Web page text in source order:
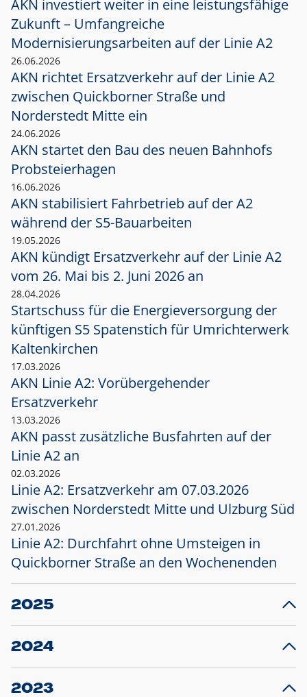
AKN investiert weiter in eine leistungsfähige
Zukunft – Umfangreiche
Modernisierungsarbeiten auf der Linie A2
26.06.2026
AKN richtet Ersatzverkehr auf der Linie A2
zwischen Quickborner Straße und
Norderstedt Mitte ein
24.06.2026
AKN startet den Bau des neuen Bahnhofs
Probsteierhagen
16.06.2026
AKN stabilisiert Fahrbetrieb auf der A2
während der S5-Bauarbeiten
19.05.2026
AKN kündigt Ersatzverkehr auf der Linie A2
vom 26. Mai bis 2. Juni 2026 an
28.04.2026
Startschuss für die Energieversorgung der
künftigen S5 Spatenstich für Umrichterwerk
Kaltenkirchen
17.03.2026
AKN Linie A2: Vorübergehender
Ersatzverkehr
13.03.2026
AKN passt zusätzliche Busfahrten auf der
Linie A2 an
02.03.2026
Linie A2: Ersatzverkehr am 07.03.2026
zwischen Norderstedt Mitte und Ulzburg Süd
27.01.2026
Linie A2: Durchfahrt ohne Umsteigen in
Quickborner Straße an den Wochenenden
2025
23.12.2025
Projekt S5: Start der Bauarbeiten am
2024
10.12.2024
Großprojekt S5: Sperrung der Bahnstraße in
2023